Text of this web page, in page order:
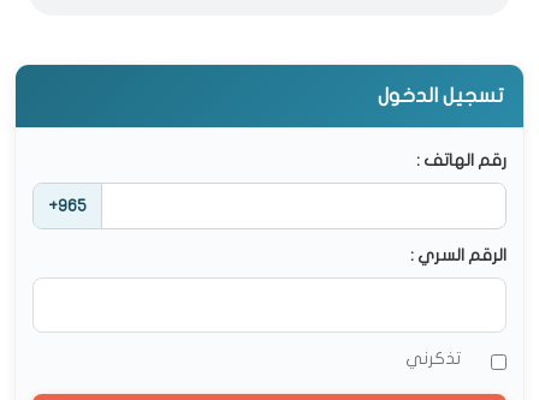
تسجيل الدخول
رقم الهاتف :
+965
الرقم السري :
تذكرني